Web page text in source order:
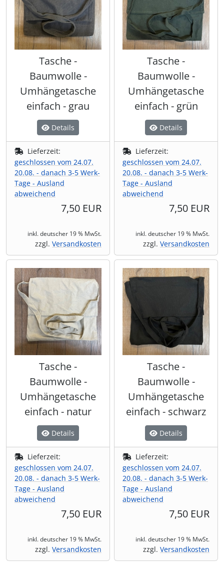
Tasche -
Baumwolle -
Umhängetasche
einfach - grau
Details
Lieferzeit:
geschlossen vom 24.07.
20.08. - danach 3-5 Werk-
Tage - Ausland
abweichend
7,50 EUR
inkl. deutscher 19 % MwSt.
zzgl. Versandkosten
Tasche -
Baumwolle -
Umhängetasche
einfach - grün
Details
Lieferzeit:
geschlossen vom 24.07.
20.08. - danach 3-5 Werk-
Tage - Ausland
abweichend
7,50 EUR
inkl. deutscher 19 % MwSt.
zzgl. Versandkosten
Tasche -
Baumwolle -
Umhängetasche
einfach - natur
Details
Lieferzeit:
geschlossen vom 24.07.
20.08. - danach 3-5 Werk-
Tage - Ausland
abweichend
7,50 EUR
inkl. deutscher 19 % MwSt.
zzgl. Versandkosten
Tasche -
Baumwolle -
Umhängetasche
einfach - schwarz
Details
Lieferzeit:
geschlossen vom 24.07.
20.08. - danach 3-5 Werk-
Tage - Ausland
abweichend
7,50 EUR
inkl. deutscher 19 % MwSt.
zzgl. Versandkosten